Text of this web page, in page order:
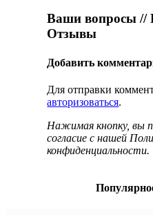
Ваши вопросы //
Отзывы
Добавить
Для отправки
авторизоваться.
Нажимая кнопку, вы
согласие с нашей
конфиденциальности.